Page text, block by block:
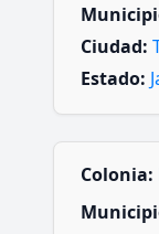
Ciudad:
Estado:
Colonia: